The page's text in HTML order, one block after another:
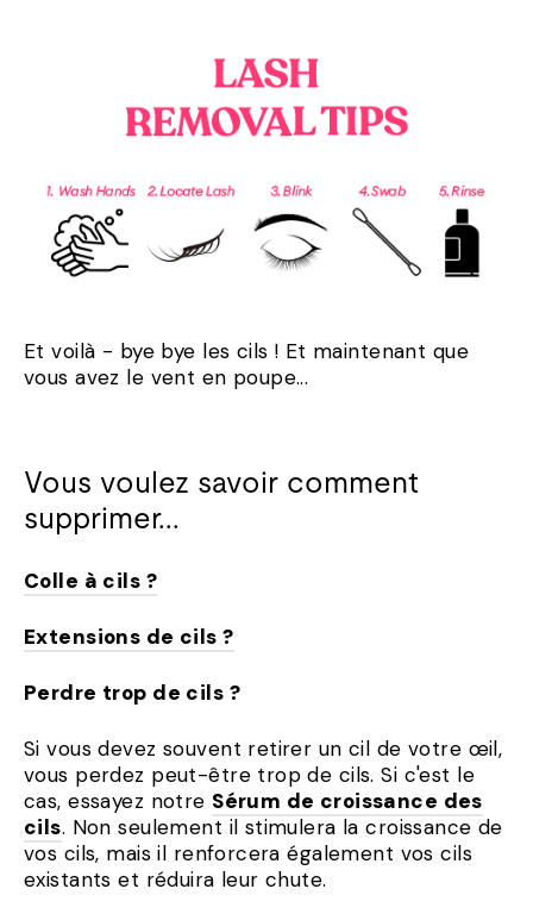
Et voilà - bye bye les cils ! Et maintenant que
vous avez le vent en poupe...
Vous voulez savoir comment
supprimer...
Colle à cils ?
Extensions de cils ?
Perdre trop de cils ?
Si vous devez souvent retirer un cil de votre œil,
vous perdez peut-être trop de cils. Si c'est le
cas, essayez notre Sérum de croissance des
cils. Non seulement il stimulera la croissance de
vos cils, mais il renforcera également vos cils
existants et réduira leur chute.